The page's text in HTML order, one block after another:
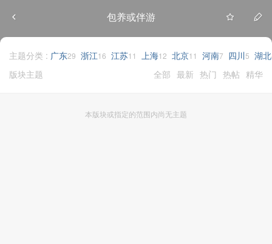
包养或伴游
主题分类 : 广东29 浙江16 江苏11 上海12 北京11 河南7 四川5 湖北
版块主题 全部 最新 热门 热帖 精华
本版块或指定的范围内尚无主题